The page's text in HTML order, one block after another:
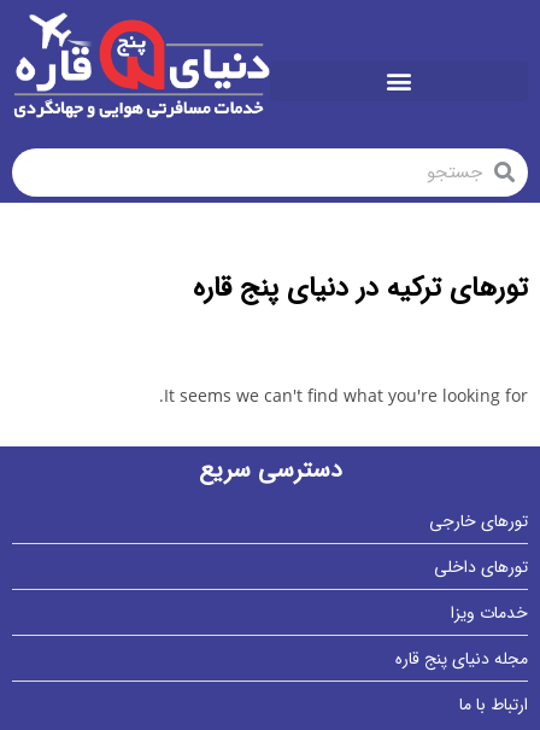
تورهای ترکیه در دنیای پنج قاره
It seems we can't find what you're looking for.
دسترسی سریع
تورهای خارجی
تورهای داخلی
خدمات ویزا
مجله دنیای پنج قاره
ارتباط با ما